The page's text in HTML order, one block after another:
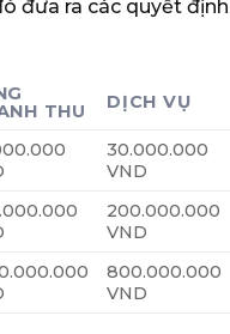
đưa ra các quyết
THU
DỊCH VỤ
30.000.000
VND
200.000.000
VND
800.000.000
VND